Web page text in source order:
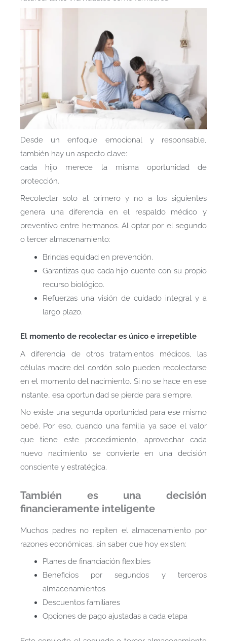
Desde un enfoque emocional y responsable,
también hay un aspecto clave:
cada hijo merece la misma oportunidad de
protección.
Recolectar solo al primero y no a los siguientes
genera una diferencia en el respaldo médico y
preventivo entre hermanos. Al optar por el segundo
o tercer almacenamiento:
Brindas equidad en prevención.
Garantizas que cada hijo cuente con su propio
recurso biológico.
Refuerzas una visión de cuidado integral y a
largo plazo.
El momento de recolectar es único e irrepetible
A diferencia de otros tratamientos médicos, las
células madre del cordón solo pueden recolectarse
en el momento del nacimiento. Si no se hace en ese
instante, esa oportunidad se pierde para siempre.
No existe una segunda oportunidad para ese mismo
bebé. Por eso, cuando una familia ya sabe el valor
que tiene este procedimiento, aprovechar cada
nuevo nacimiento se convierte en una decisión
consciente y estratégica.
También es una decisión
financieramente inteligente
Muchos padres no repiten el almacenamiento por
razones económicas, sin saber que hoy existen:
Planes de financiación flexibles
Beneficios por segundos y terceros
almacenamientos
Descuentos familiares
Opciones de pago ajustadas a cada etapa